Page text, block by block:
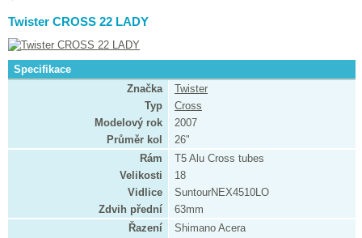
Twister CROSS 22 LADY
Specifikace
Značka
Twister
Typ
Cross
Modelový rok
2007
Průměr kol
26"
Rám
T5 Alu Cross tubes
Velikosti
18
Vidlice
SuntourNEX4510LO
Zdvih přední
63mm
Řazení
Shimano Acera